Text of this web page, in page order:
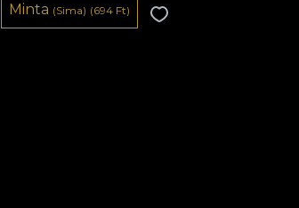
Minta (Sima) (694 Ft)